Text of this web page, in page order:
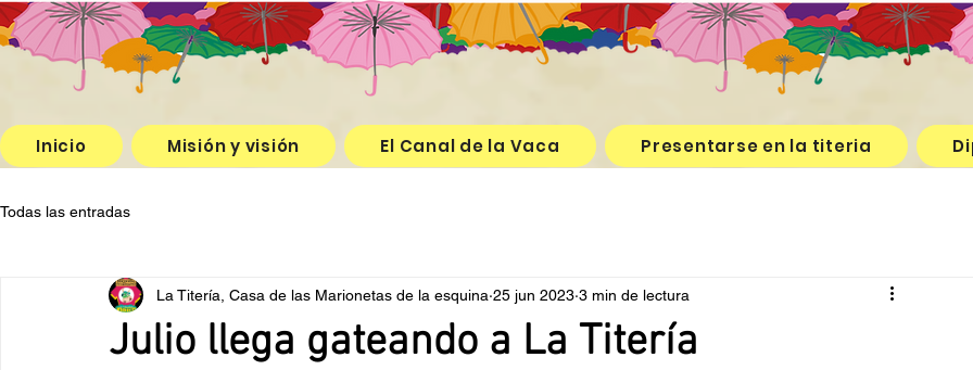
Inicio Misión y visión El Canal de la Vaca Presentarse en la titeria
Todas las entradas
Julio llega gateando a La Titería
La Titería, Casa de las Marionetas de la esquina 25 jun 2023 3 min de lectura